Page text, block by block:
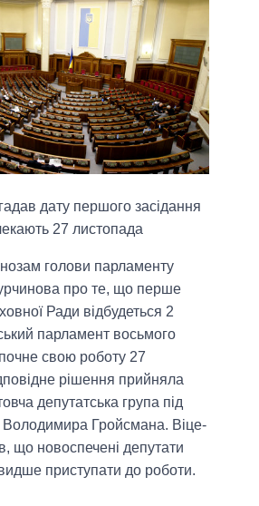
дату першого засідання
27 листопада
голови парламенту
про те, що перше
Ради відбудеться 2
парламент восьмого
свою роботу 27
рішення прийняла
депутатська група під
Гройсмана. Віце-
що новоспечені депутати
приступати до роботи.